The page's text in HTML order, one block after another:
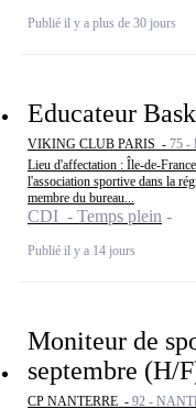
Publié il y a plus de 30 jours
Educateur
VIKING CLUB PARIS - 75 -
Lieu d'affectation : Île-de-
l'association sportive dans la
membre du bureau...
CDI - Temps plein
Publié il y a 14 jours
Moniteur de
septembre (H/
CP NANTERRE - 92 -